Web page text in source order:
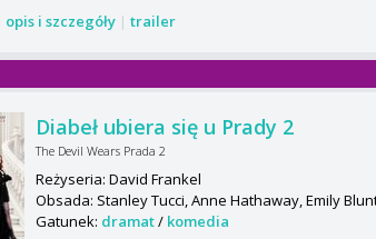
opis i szczegóły |trailer
Diabeł ubiera się u Prady 2
The Devil Wears Prada 2
Reżyseria: David Frankel
Obsada: Stanley Tucci, Anne Hathaway, Emily
Gatunek: dramat/ komedia